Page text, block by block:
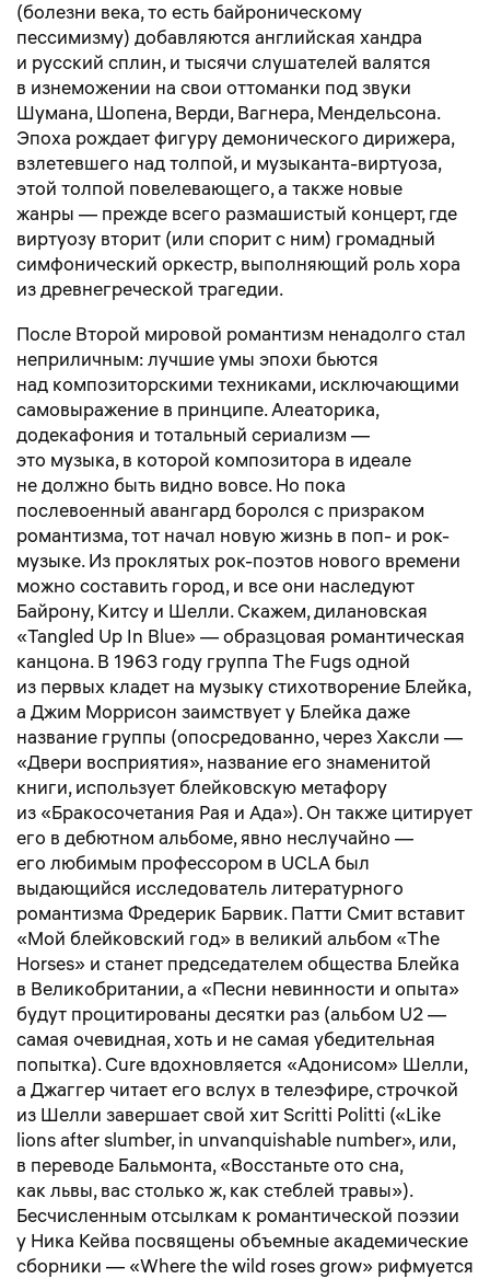
(болезни века, то есть байроническому
пессимизму) добавляются английская хандра
и русский сплин, и тысячи слушателей валятся
в изнеможении на свои оттоманки под звуки
Шумана, Шопена, Верди, Вагнера, Мендельсона.
Эпоха рождает фигуру демонического дирижера,
взлетевшего над толпой, и музыканта-виртуоза,
этой толпой повелевающего, а также новые
жанры — прежде всего размашистый концерт, где
виртуозу вторит (или спорит с ним) громадный
симфонический оркестр, выполняющий роль хора
из древнегреческой трагедии.
После Второй мировой романтизм ненадолго стал
неприличным: лучшие умы эпохи бьются
над композиторскими техниками, исключающими
самовыражение в принципе. Алеаторика,
додекафония и тотальный сериализм —
это музыка, в которой композитора в идеале
не должно быть видно вовсе. Но пока
послевоенный авангард боролся с призраком
романтизма, тот начал новую жизнь в поп- и рок-
музыке. Из проклятых рок-поэтов нового времени
можно составить город, и все они наследуют
Байрону, Китсу и Шелли. Скажем, дилановская
«Tangled Up In Blue» — образцовая романтическая
канцона. В 1963 году группа The Fugs одной
из первых кладет на музыку стихотворение Блейка,
а Джим Моррисон заимствует у Блейка даже
название группы (опосредованно, через Хаксли —
«Двери восприятия», название его знаменитой
книги, использует блейковскую метафору
из «Бракосочетания Рая и Ада»). Он также цитирует
его в дебютном альбоме, явно неслучайно —
его любимым профессором в UCLA был
выдающийся исследователь литературного
романтизма Фредерик Барвик. Патти Смит вставит
«Мой блейковский год» в великий альбом «The
Horses» и станет председателем общества Блейка
в Великобритании, а «Песни невинности и опыта»
будут процитированы десятки раз (альбом U2 —
самая очевидная, хоть и не самая убедительная
попытка). Cure вдохновляется «Адонисом» Шелли,
а Джаггер читает его вслух в телеэфире, строчкой
из Шелли завершает свой хит Scritti Politti («Like
lions after slumber, in unvanquishable number», или,
в переводе Бальмонта, «Восстаньте ото сна,
как львы, вас столько ж, как стеблей травы»).
Бесчисленным отсылкам к романтической поэзии
у Ника Кейва посвящены объемные академические
сборники — «Where the wild roses grow» рифмуется